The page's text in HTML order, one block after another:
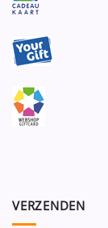
VERZENDEN